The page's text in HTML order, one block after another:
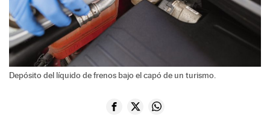
Depósito del líquido de frenos bajo el capó de un turismo.